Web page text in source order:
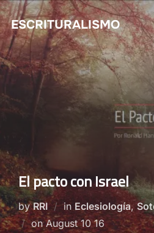
Skip
to
content
ESCRITURALISMO
El pacto con Israel
byRRI in Eclesiología,
onPosted
August 10 16